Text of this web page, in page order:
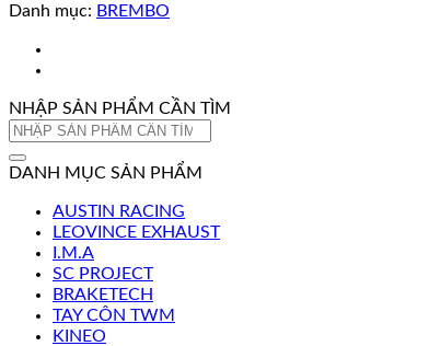
Danh mục: BREMBO
NHẬP SẢN PHẨM CẦN TÌM
Tìm
DANH MỤC SẢN PHẨM
AUSTIN RACING
LEOVINCE EXHAUST
I.M.A
SC PROJECT
BRAKETECH
TAY CÔN TWM
KINEO